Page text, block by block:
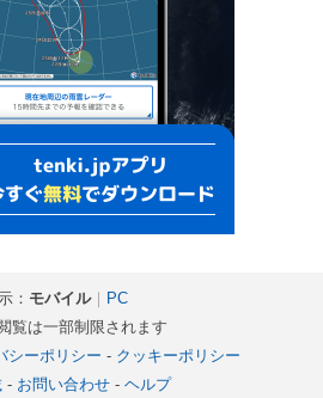
： モバイル｜ PC
覧は一部制限されます
シーポリシー - クッキーポリシー
- お問い合わせ- ヘルプ